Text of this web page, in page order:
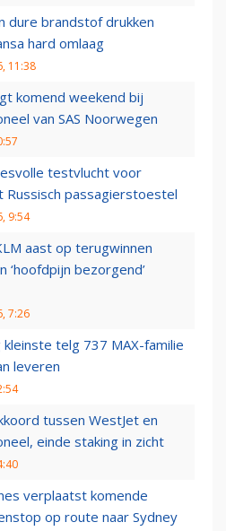
dure brandstof drukken
hard omlaag
11:38
komend weekend bij
van SAS Noorwegen
testvlucht voor
Russisch passagierstoestel
9:54
aast op terugwinnen
‘hoofdpijn bezorgend’
7:26
kleinste telg 737 MAX-familie
leveren
tussen WestJet en
einde staking in zicht
verplaatst komende
op route naar Sydney